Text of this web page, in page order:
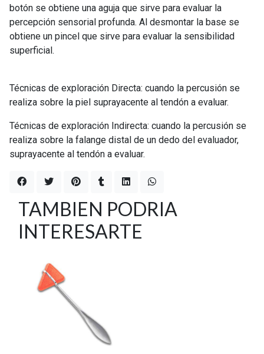
botón se obtiene una aguja que sirve para evaluar la
percepción sensorial profunda. Al desmontar la base se
obtiene un pincel que sirve para evaluar la sensibilidad
superficial.
Técnicas de exploración Directa: cuando la percusión se
realiza sobre la piel suprayacente al tendón a evaluar.
Técnicas de exploración Indirecta: cuando la percusión se
realiza sobre la falange distal de un dedo del evaluador,
suprayacente al tendón a evaluar.
TAMBIEN PODRIA
INTERESARTE